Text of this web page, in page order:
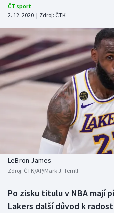
Atletika
Cyklistika
DALŠÍ SPORTY
Americký fotbal
Baseball a softbal
Basketbal
Biatlon
Box
NEPŘEHLÉDNĚTE
Historické návraty
Aplikace ČT sport
ČT sport
2. 12. 2020 | Zdroj: ČTK
LeBron James
Zdroj: ČTK/AP/Mark J. Terrill
Po zisku titulu v NBA mají
Lakers další důvod k